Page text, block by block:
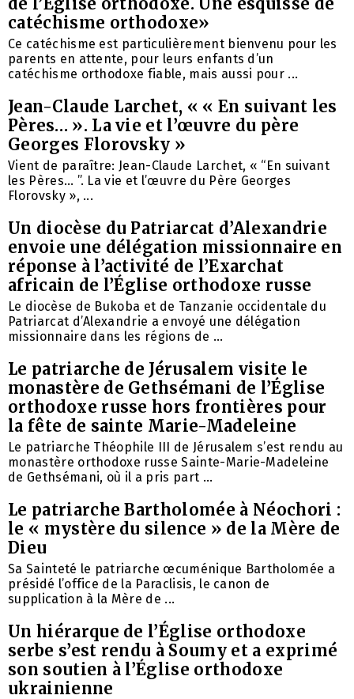
catéchisme orthodoxe»
Ce catéchisme est particulièrement bienvenu pour les
parents en attente, pour leurs enfants d’un
catéchisme orthodoxe fiable, mais aussi pour ...
Jean-Claude Larchet, « « En suivant les
Pères… ». La vie et l’œuvre du père
Georges Florovsky »
Vient de paraître: Jean-Claude Larchet, « “En suivant
les Pères… ”. La vie et l’œuvre du Père Georges
Florovsky », ...
Un diocèse du Patriarcat d’Alexandrie
envoie une délégation missionnaire en
réponse à l’activité de l’Exarchat
africain de l’Église orthodoxe russe
Le diocèse de Bukoba et de Tanzanie occidentale du
Patriarcat d’Alexandrie a envoyé une délégation
missionnaire dans les régions de ...
Le patriarche de Jérusalem visite le
monastère de Gethsémani de l’Église
orthodoxe russe hors frontières pour
la fête de sainte Marie-Madeleine
Le patriarche Théophile III de Jérusalem s’est rendu au
monastère orthodoxe russe Sainte-Marie-Madeleine
de Gethsémani, où il a pris part ...
Le patriarche Bartholomée à Néochori :
le « mystère du silence » de la Mère de
Dieu
Sa Sainteté le patriarche œcuménique Bartholomée a
présidé l’office de la Paraclisis, le canon de
supplication à la Mère de ...
Un hiérarque de l’Église orthodoxe
serbe s’est rendu à Soumy et a exprimé
son soutien à l’Église orthodoxe
ukrainienne